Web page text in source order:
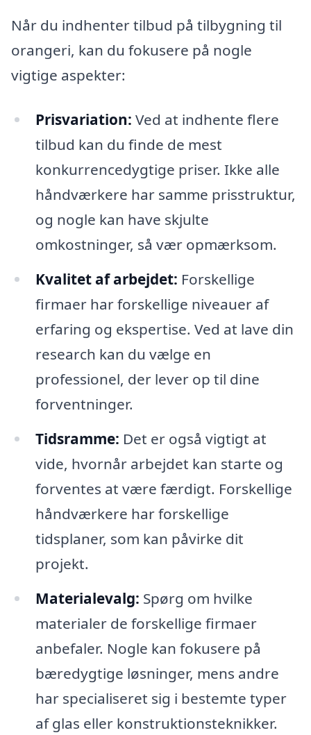
Når du indhenter tilbud på tilbygning til
orangeri, kan du fokusere på nogle
vigtige aspekter:
Prisvariation: Ved at indhente flere
tilbud kan du finde de mest
konkurrencedygtige priser. Ikke alle
håndværkere har samme prisstruktur,
og nogle kan have skjulte
omkostninger, så vær opmærksom.
Kvalitet af arbejdet: Forskellige
firmaer har forskellige niveauer af
erfaring og ekspertise. Ved at lave din
research kan du vælge en
professionel, der lever op til dine
forventninger.
Tidsramme: Det er også vigtigt at
vide, hvornår arbejdet kan starte og
forventes at være færdigt. Forskellige
håndværkere har forskellige
tidsplaner, som kan påvirke dit
projekt.
Materialevalg: Spørg om hvilke
materialer de forskellige firmaer
anbefaler. Nogle kan fokusere på
bæredygtige løsninger, mens andre
har specialiseret sig i bestemte typer
af glas eller konstruktionsteknikker.